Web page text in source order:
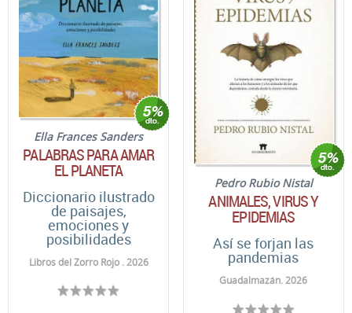
Ella Frances Sanders
PALABRAS PARA AMAR
EL PLANETA
Diccionario ilustrado
de paisajes,
emociones y
posibilidades
Libros del Zorro Rojo . 2026
Pedro Rubio Nistal
ANIMALES, VIRUS Y
EPIDEMIAS
Así se forjan las
pandemias
Guadalmazán. 2026